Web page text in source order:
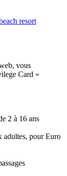
resort
vous
Card »
2 à 16 ans
adultes, pour Euro